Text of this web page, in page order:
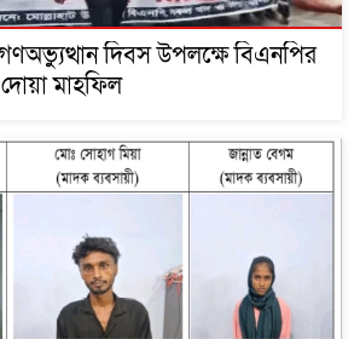
দিবস উপলক্ষে বিএনপির
মাহফিল